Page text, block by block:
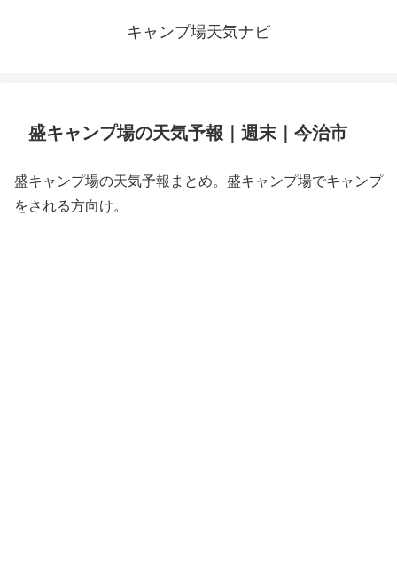
キャンプ場天気ナビ
盛キャンプ場の天気予報｜週末｜今治市
盛キャンプ場の天気予報まとめ。盛キャンプ場でキャンプ
をされる方向け。